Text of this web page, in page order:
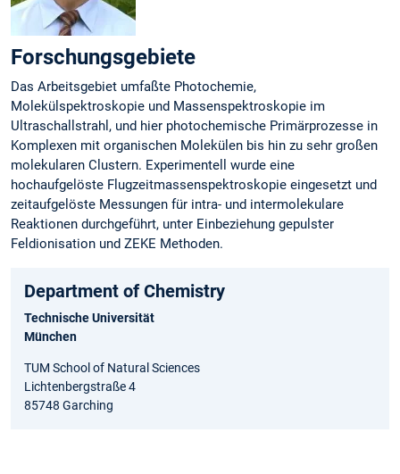
Forschungsgebiete
Das Arbeitsgebiet umfaßte Photochemie,
Molekülspektroskopie und Massenspektroskopie im
Ultraschallstrahl, und hier photochemische Primärprozesse in
Komplexen mit organischen Molekülen bis hin zu sehr großen
molekularen Clustern. Experimentell wurde eine
hochaufgelöste Flugzeitmassenspektroskopie eingesetzt und
zeitaufgelöste Messungen für intra- und intermolekulare
Reaktionen durchgeführt, unter Einbeziehung gepulster
Feldionisation und ZEKE Methoden.
Department of Chemistry
Technische Universität
München
TUM School of Natural Sciences
Lichtenbergstraße 4
85748 Garching